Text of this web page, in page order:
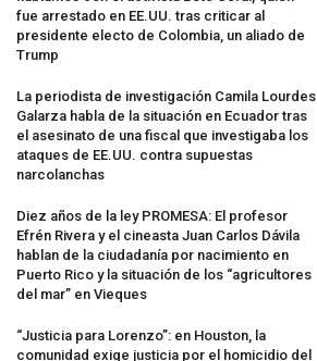
fue arrestado en EE.UU. tras criticar al
presidente electo de Colombia, un aliado de
Trump
La periodista de investigación Camila Lourdes
Galarza habla de la situación en Ecuador tras
el asesinato de una fiscal que investigaba los
ataques de EE.UU. contra supuestas
narcolanchas
Diez años de la ley PROMESA: El profesor
Efrén Rivera y el cineasta Juan Carlos Dávila
hablan de la ciudadanía por nacimiento en
Puerto Rico y la situación de los “agricultores
del mar” en Vieques
“Justicia para Lorenzo”: en Houston, la
comunidad exige justicia por el homicidio del